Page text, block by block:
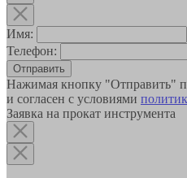
Имя:
Телефон:
Отправить
Нажимая кнопку "Отправить"
и согласен с условиями
Заявка на прокат инструмента